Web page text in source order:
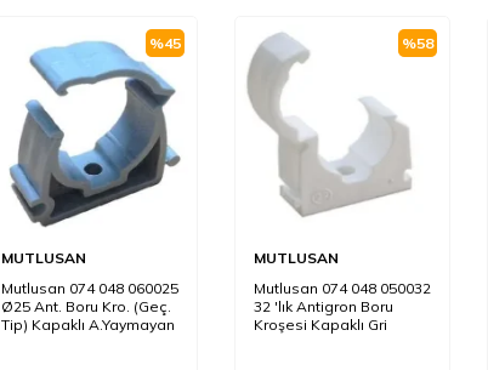
%45
MUTLUSAN
Mutlusan 074 048 060025
Ø25 Ant. Boru Kro. (Geç.
Tip) Kapaklı A.Yaymayan
%58
MUTLUSAN
Mutlusan 074 048 050032
32 'lık Antigron Boru
Kroşesi Kapaklı Gri